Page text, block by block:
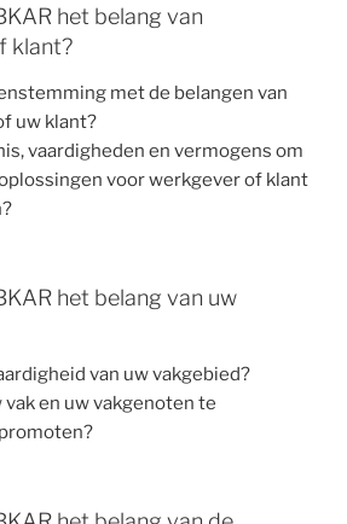
het belang van
klant?
met de belangen van
uw klant?
vaardigheden en vermogens om
voor werkgever of klant
het belang van uw
van uw vakgebied?
vak en uw vakgenoten te